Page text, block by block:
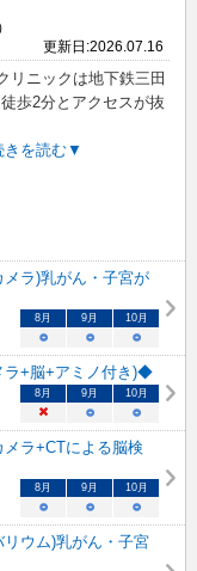
更新日:2026.07.16
リニックは地下鉄三田
歩2分とアクセスが抜
きを読む▼
ラ)乳がん・子宮が
8 月 9 月 10月
○ ○ ○
ラ+脳+アミノ付き)◆
8 月 9 月 10月
× ○ ○
ラ+CTによる脳検
8 月 9 月 10月
○ ○ ○
ウム)乳がん・子宮